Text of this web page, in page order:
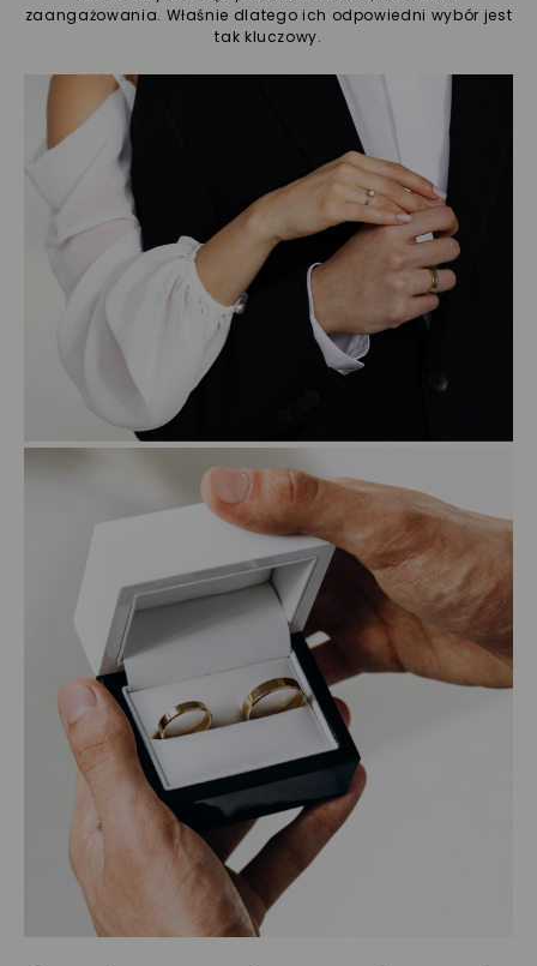
zaangażowania. Właśnie dlatego ich odpowiedni wybór jest
tak kluczowy.